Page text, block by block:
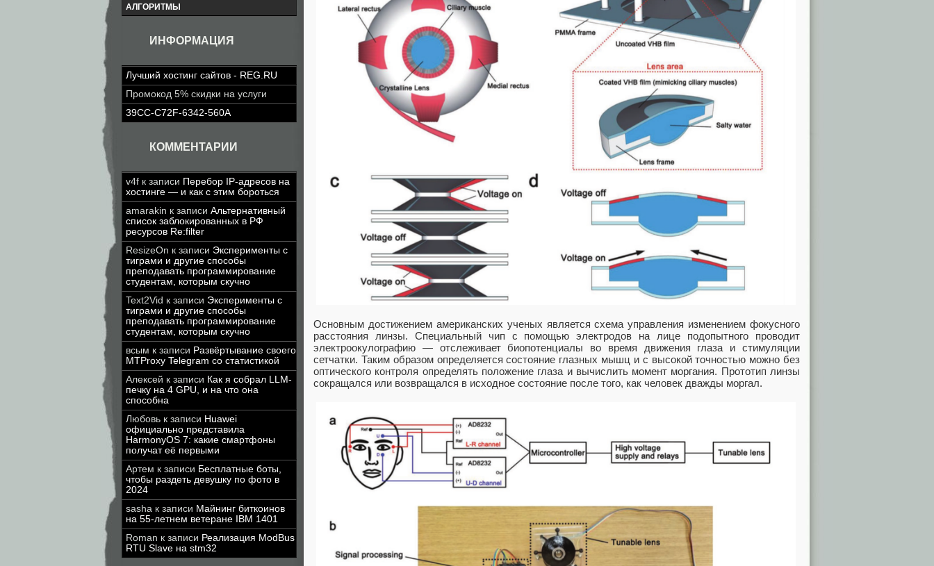
АЛГОРИТМЫ
ИНФОРМАЦИЯ
Лучший хостинг сайтов - REG.RU
Промокод 5% скидки на услуги
39CC-C72F-6342-560A
КОММЕНТАРИИ
v4f к записи Перебор IP-адресов на
хостинге — и как с этим бороться
amarakin к записи Альтернативный
список заблокированных в РФ
ресурсов Re:filter
ResizeOn к записи Эксперименты с
тиграми и другие способы
преподавать программирование
студентам, которым скучно
Text2Vid к записи Эксперименты с
тиграми и другие способы
преподавать программирование
студентам, которым скучно
всым к записи Развёртывание своего
MTProxy Telegram со статистикой
Алексей к записи Как я собрал LLM-
печку на 4 GPU, и на что она
способна
Любовь к записи Huawei
официально представила
HarmonyOS 7: какие смартфоны
получат её первыми
Артем к записи Бесплатные боты,
чтобы раздеть девушку по фото в
2024
sasha к записи Майнинг биткоинов
на 55-летнем ветеране IBM 1401
Roman к записи Реализация ModBus
RTU Slave на stm32
Основным достижением американских ученых является схема управления изменением фокусного
расстояния линзы. Специальный чип с помощью электродов на лице подопытного проводит
электроокулографию — отслеживает биопотенциалы во время движения глаза и стимуляции
сетчатки. Таким образом определяется состояние глазных мышц и с высокой точностью можно без
оптического контроля определять положение глаза и вычислить момент моргания. Прототип линзы
сокращался или возвращался в исходное состояние после того, как человек дважды моргал.